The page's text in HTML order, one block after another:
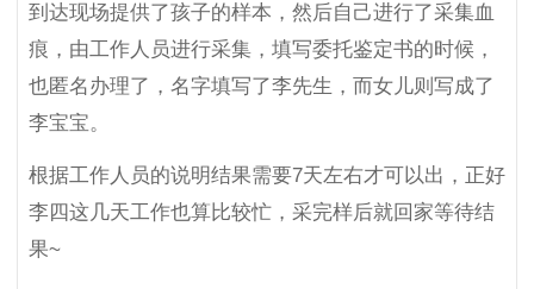
到达现场提供了孩子的样本，然后自己进行了采集血
痕，由工作人员进行采集，填写委托鉴定书的时候，
也匿名办理了，名字填写了李先生，而女儿则写成了
李宝宝。
根据工作人员的说明结果需要7天左右才可以出，正好
李四这几天工作也算比较忙，采完样后就回家等待结
果~